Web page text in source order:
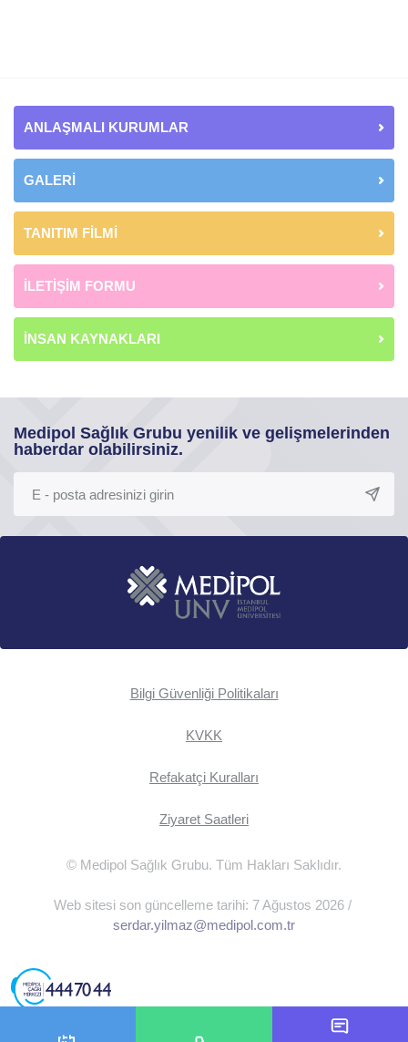
ANLAŞMALI KURUMLAR
GALERİ
TANITIM FİLMİ
İLETİŞİM FORMU
İNSAN KAYNAKLARI
Medipol Sağlık Grubu yenilik ve gelişmelerinden
haberdar olabilirsiniz.
Bilgi Güvenliği Politikaları
KVKK
Refakatçi Kuralları
Ziyaret Saatleri
© Medipol Sağlık Grubu. Tüm Hakları Saklıdır.
Web sitesi son güncelleme tarihi: 7 Ağustos 2026 /
serdar.yilmaz@medipol.com.tr